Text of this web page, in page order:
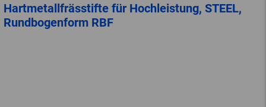
Hartmetallfrässtifte für Hochleistung, STEEL,
Rundbogenform RBF